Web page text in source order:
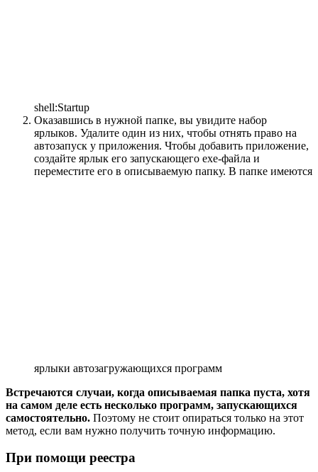
shell:Startup
Оказавшись в нужной папке, вы увидите набор
ярлыков. Удалите один из них, чтобы отнять право на
автозапуск у приложения. Чтобы добавить приложение,
создайте ярлык его запускающего exe-файла и
переместите его в описываемую папку. В папке имеются
ярлыки автозагружающихся программ
Встречаются случаи, когда описываемая папка пуста, хотя
на самом деле есть несколько программ, запускающихся
самостоятельно. Поэтому не стоит опираться только на этот
метод, если вам нужно получить точную информацию.
При помощи реестра